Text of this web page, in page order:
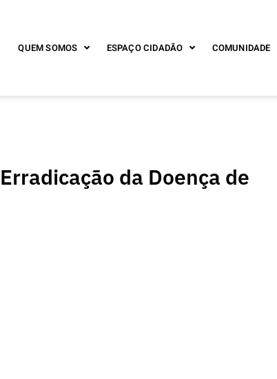
QUEM SOMOS ESPAÇO CIDADÃO COMUNIDADE
da Doença de